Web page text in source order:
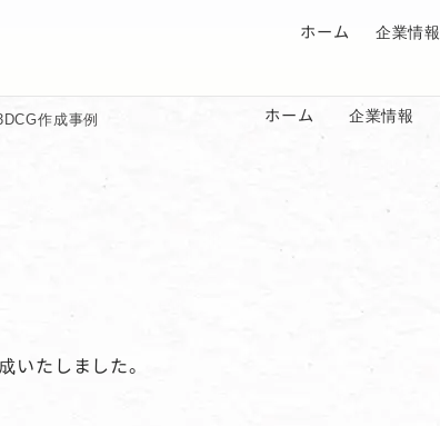
ホーム 企業情報
ホーム 企業情報
作成事例
たしました。